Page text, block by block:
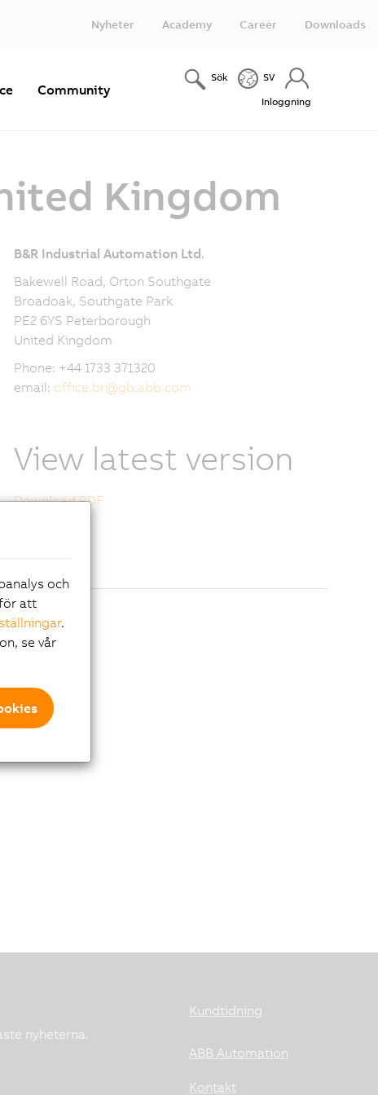
Nyheter Academy Career Downloads
Community
Sök SV
Inloggning
Kingdom
B&R Industrial Automation Ltd.
Bakewell Road, Orton Southgate
Broadoak, Southgate Park
PE2 6YS Peterborough
United Kingdom
Phone: +44 1733 371320
email: office.br@gb.abb.com
View latest version
Download PDF
nyheterna.
Kundtidning
ABB Automation
Kontakt
och
att
.
se vår